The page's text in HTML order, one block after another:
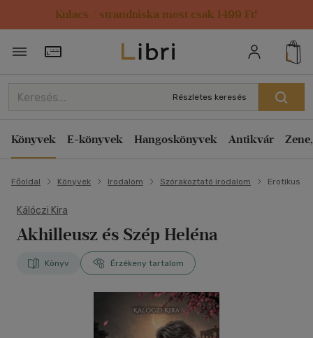
Kulacs / strandtáska most csak 1499 Ft!
Törzsvásárlói Kártya adatai
Részletes keresés
Könyvek E-könyvek Hangoskönyvek Antikvár
Főoldal Könyvek Irodalom Szórakoztató irodalom Erotikus
Kálóczi Kira
Akhilleusz és Szép Heléna
Könyv Érzékeny tartalom